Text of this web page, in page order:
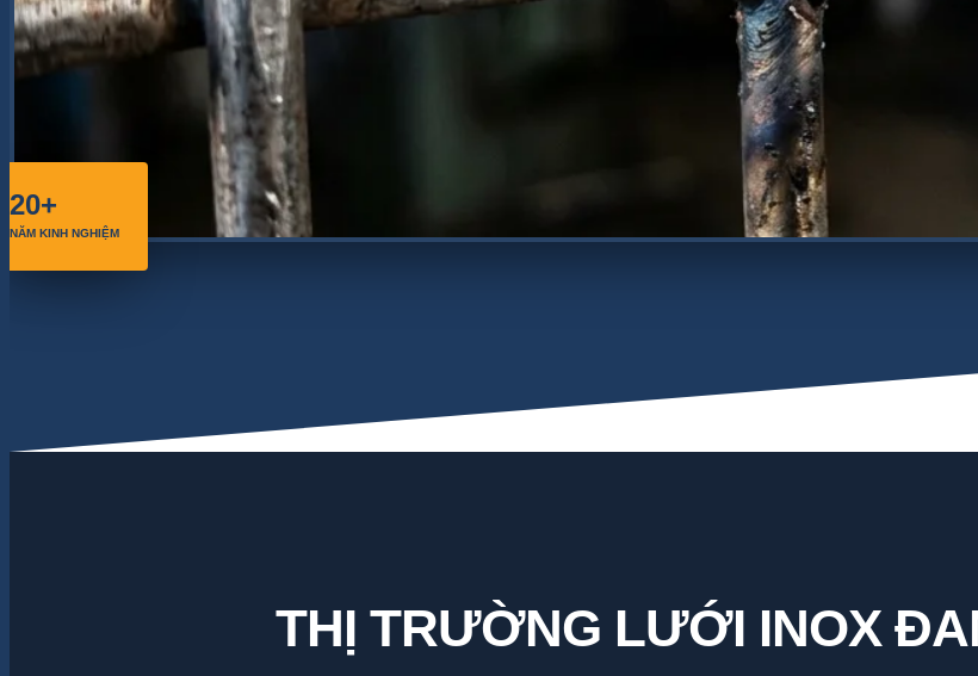
20+
NĂM KINH NGHIỆM
THỊ TRƯỜNG LƯỚI INOX